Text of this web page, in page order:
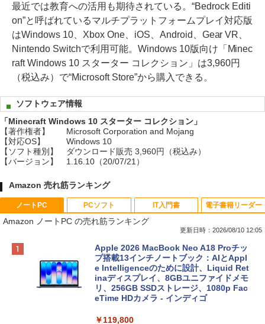
最近では教育への活用も期待されている。“Bedrock Editi
on”と呼ばれているマルチプラットフォームプレイ対応版
はWindows 10、Xbox One、iOS、Android、Gear VR、
Nintendo Switchで利用可能。Windows 10版向け「Minec
raft Windows 10 スターター コレクション」は3,960円
（税込み）で“Microsoft Store”から購入できる。
ソフトウェア情報
「Minecraft Windows 10 スターター コレクション」
【著作権者】
Microsoft Corporation and Mojang
【対応OS】
Windows 10
【ソフト種別】
ダウンロード販売 3,960円（税込み）
【バージョン】
1.16.10（20/07/21）
Amazon 売れ筋ランキング
ノートPC
Amazon ノートPC の売れ筋ランキング
更新日時：2026/08/10 12:05
Apple 2026 MacBook Neo A18 Proチッ
プ搭載13インチノートブック：AIとAppl
e Intelligenceのために設計、Liquid Ret
inaディスプレイ、8GBユニファイドメモ
リ、256GB SSDストレージ、1080p Fac
eTime HDカメラ - インディゴ
￥119,800
PCソフト IT入門書 電子書籍リーダー